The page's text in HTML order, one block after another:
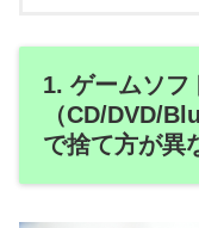
1. ゲームソフ
（CD/DVD/
で捨て方が異